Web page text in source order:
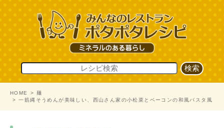
HOME
麺
一筋縄そうめんが美味しい、西山さん家の小松菜とベーコンの和風パスタ風